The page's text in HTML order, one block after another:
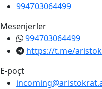
994703064499
Mesenjerler
994703064499
https://t.me/
E-poçt